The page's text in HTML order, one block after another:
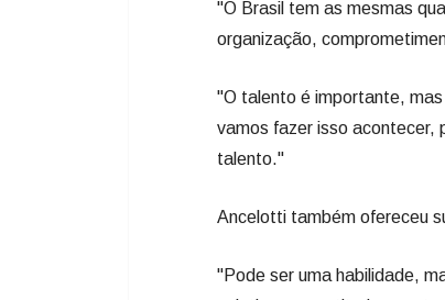
"O Brasil tem as mesmas
organização,
"O talento é importante,
vamos fazer isso acontecer,
talento."
Ancelotti também ofereceu
"Pode ser uma habilidade,